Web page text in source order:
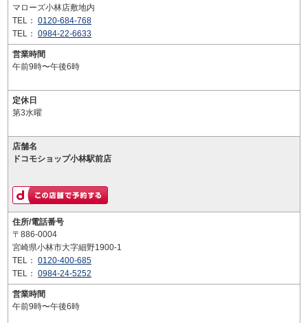
マローズ小林店敷地内
TEL： 0120-684-768
TEL： 0984-22-6633
営業時間
午前9時〜午後6時
定休日
第3水曜
店舗名
ドコモショップ小林駅前店
住所/電話番号
〒886-0004
宮崎県小林市大字細野1900-1
TEL： 0120-400-685
TEL： 0984-24-5252
営業時間
午前9時〜午後6時